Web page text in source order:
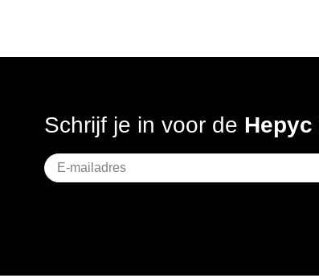
Schrijf je in voor de Hepyc
Geen
titel